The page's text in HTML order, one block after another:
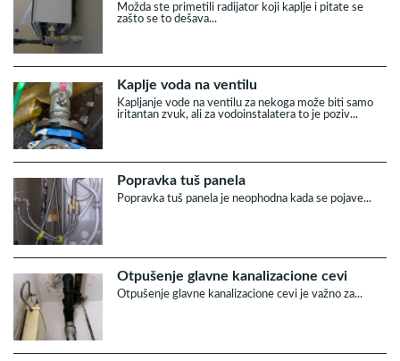
Možda ste primetili radijator koji kaplje i pitate se
zašto se to dešava...
Kaplje voda na ventilu
Kapljanje vode na ventilu za nekoga može biti samo
iritantan zvuk, ali za vodoinstalatera to je poziv...
Popravka tuš panela
Popravka tuš panela je neophodna kada se pojave...
Otpušenje glavne kanalizacione cevi
Otpušenje glavne kanalizacione cevi je važno za...